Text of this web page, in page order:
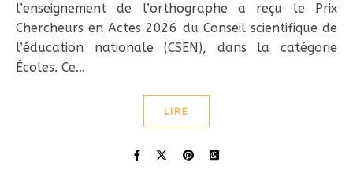
l’enseignement de l’orthographe a reçu le Prix
Chercheurs en Actes 2026 du Conseil scientifique de
l’éducation nationale (CSEN), dans la catégorie
Écoles. Ce…
LIRE